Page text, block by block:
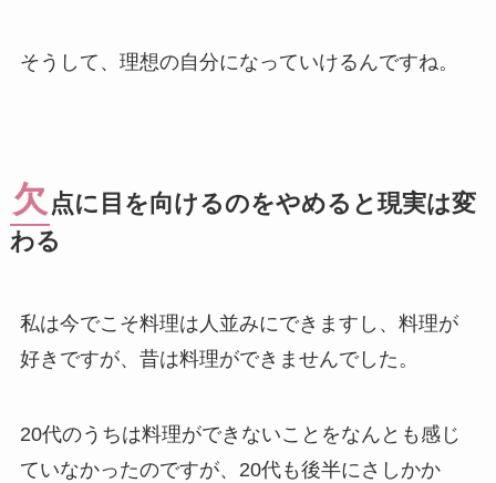
そうして、理想の自分になっていけるんですね。
欠 点に目を向けるのをやめると現実は変
わる
私は今でこそ料理は人並みにできますし、料理が
好きですが、昔は料理ができませんでした。
20代のうちは料理ができないことをなんとも感じ
ていなかったのですが、20代も後半にさしかか